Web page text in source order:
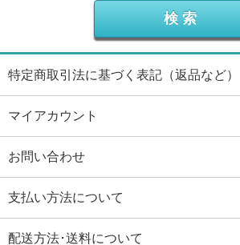
特定商取引法に基づく表記（返品など）
マイアカウント
お問い合わせ
支払い方法について
配送方法･送料について